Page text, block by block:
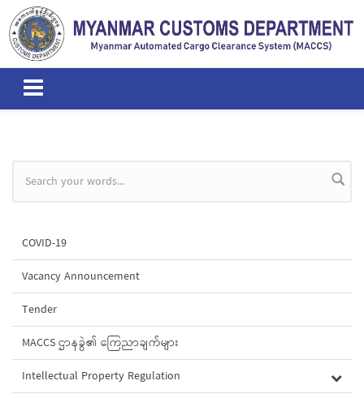
Skip to main content
Search form
COVID-19
Vacancy Announcement
Tender
MACCS ဌာနခွဲ၏ ကြေညာချက်များ
Intellectual Property Regulation